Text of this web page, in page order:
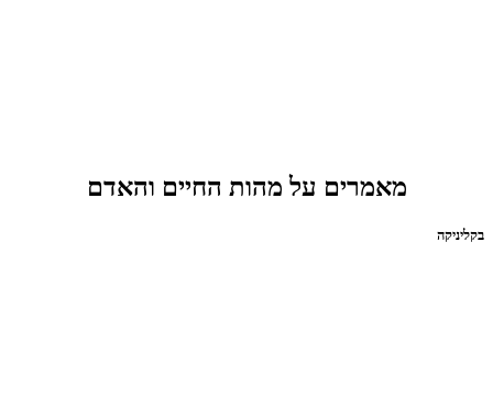
מאמרים על מהות החיים והאדם
בקליניקה